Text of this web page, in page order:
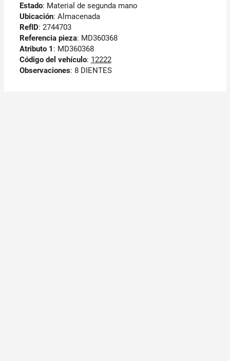
Estado: Material de segunda mano
Ubicación: Almacenada
RefID: 2744703
Referencia pieza: MD360368
Atributo 1 : MD360368
Código del vehículo: 12222
Observaciones: 8 DIENTES